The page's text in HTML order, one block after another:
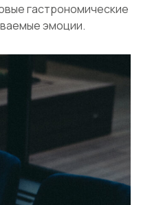
гастрономические
эмоции.